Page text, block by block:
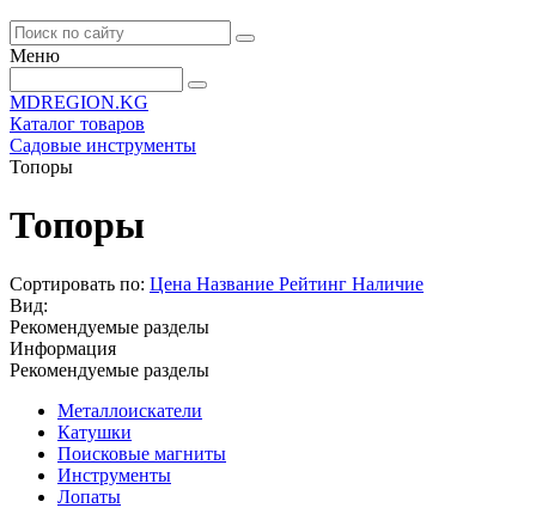
Меню
MDREGION.KG
Каталог товаров
Садовые инструменты
Топоры
Топоры
Сортировать по: Цена Название Рейтинг Наличие
Вид:
Рекомендуемые разделы
Информация
Рекомендуемые разделы
Металлоискатели
Катушки
Поисковые магниты
Инструменты
Лопаты